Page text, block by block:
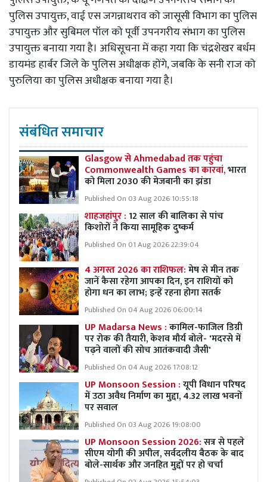
पुलिस उपायुक्त, वाई एस जगन्नाथराव को जासूसी विभाग का पुलिस
उपायुक्त और सुबिमल पॉल को पूर्वी उपनगरीय संभाग का पुलिस
उपायुक्त बनाया गया है। अधिसूचना में कहा गया कि चंद्रशेखर बर्धम
डायमंड हार्बर जिले के पुलिस अधीक्षक होंगे, जबकि के सनी राज को
पुरुलिया का पुलिस अधीक्षक बनाया गया है।
संबंधित समाचार
Glasgow से Ahmedabad तक पहुंचा
Commonwealth Games का कारवां,भारत
को मिला 2030 की मेजबानी का झंडा
Published On 03 Aug 2026 10:55:18
शाहजहांपुर :12 साल की बालिका से पांच
किशोरों ने किया सामूहिक दुष्कर्म
Published On 01 Aug 2026 22:39:04
4 अगस्त 2026 का राशिफल:मेष से मीन तक
जानें कैसा रहेगा आपका दिन, इन राशियों को
होगा धन का लाभ; इन्हें रहना होगा सतर्क
Published On 04 Aug 2026 06:00:14
UP Madarsa News :कामिल-फाजिल डिग्री
पर रोक की तैयारी, केशव मौर्य बोले- 'मदरसे में
पढ़ने वालों की सोच आतंकवादी जैसी'
Published On 04 Aug 2026 17:08:12
UP Monsoon Session :यूपी विधान परिषद
में उठा अवैध निर्माण का मुद्दा, 4.32 लाख भवनों
पर सवाल
Published On 03 Aug 2026 19:08:00
UP Monsoon Session 2026:सत्र से पहले
सीएम योगी की अपील, सर्वदलीय बैठक के बाद
बोले-सार्थक और जनहित मुद्दों पर हो चर्चा